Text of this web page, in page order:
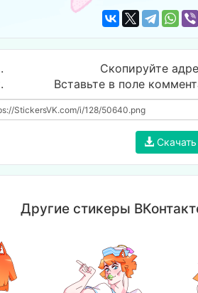
Скопируйте
Вставьте в поле
Скачать
Другие стикеры